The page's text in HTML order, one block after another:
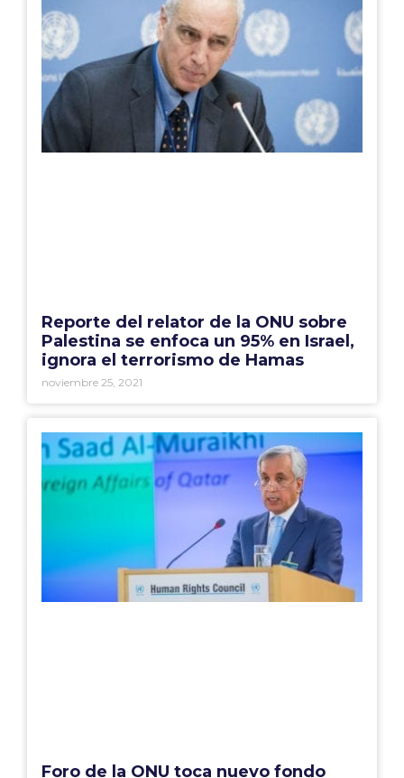
Reporte del relator de la ONU sobre
Palestina se enfoca un 95% en Israel,
ignora el terrorismo de Hamas
noviembre 25, 2021
Foro de la ONU toca nuevo fondo